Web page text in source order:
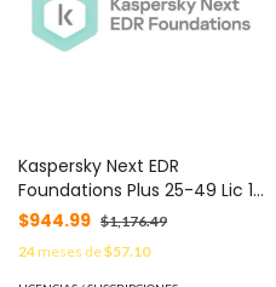
Kaspersky Next EDR
Foundations Plus 25-49 Lic 1
Año C/U KL4065ZAPF8 -
$944.99 $1,176.49
24meses de$57.10